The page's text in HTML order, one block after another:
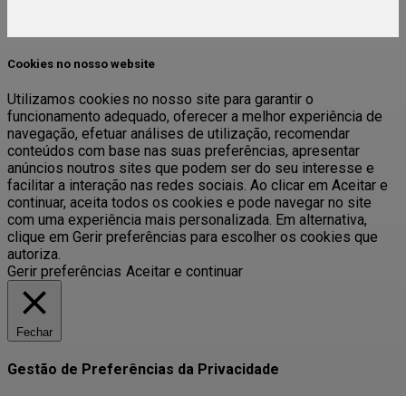
Cookies no nosso website
Utilizamos cookies no nosso site para garantir o
funcionamento adequado, oferecer a melhor experiência de
navegação, efetuar análises de utilização, recomendar
conteúdos com base nas suas preferências, apresentar
anúncios noutros sites que podem ser do seu interesse e
facilitar a interação nas redes sociais. Ao clicar em Aceitar e
continuar, aceita todos os cookies e pode navegar no site
com uma experiência mais personalizada. Em alternativa,
clique em Gerir preferências para escolher os cookies que
autoriza.
Gerir preferências Aceitar e continuar
Fechar
Gestão de Preferências da Privacidade